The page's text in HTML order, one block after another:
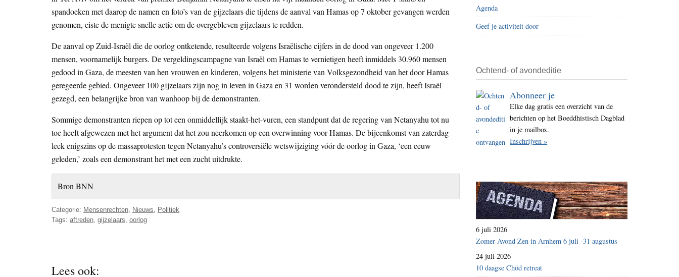
i
t
e
spandoeken met daarop de namen en foto’s van de gijzelaars die tijdens de aanval van Hamas op 7 oktober gevangen werden
genomen, eiste de menigte snelle actie om de overgebleven gijzelaars te redden.
De aanval op Zuid-Israël die de oorlog ontketende, resulteerde volgens Israëlische cijfers in de dood van ongeveer 1.200
mensen, voornamelijk burgers. De vergeldingscampagne van Israël om Hamas te vernietigen heeft inmiddels 30.960 mensen
gedood in Gaza, de meesten van hen vrouwen en kinderen, volgens het ministerie van Volksgezondheid van het door Hamas
geregeerde gebied. Ongeveer 100 gijzelaars zijn nog in leven in Gaza en 31 worden verondersteld dood te zijn, heeft Israël
gezegd, een belangrijke bron van wanhoop bij de demonstranten.
Sommige demonstranten riepen op tot een onmiddellijk staakt-het-vuren, een standpunt dat de regering van Netanyahu tot nu
toe heeft afgewezen met het argument dat het zou neerkomen op een overwinning voor Hamas. De bijeenkomst van zaterdag
leek enigszins op de massaprotesten tegen Netanyahu’s controversiële wetswijziging vóór de oorlog in Gaza, ‘een eeuw
geleden,’ zoals een demonstrant het met een zucht uitdrukte.
Bron BNN
Categorie: Mensenrechten Nieuws
Politiek
Tags: aftreden gijzelaars oorlog
Lees ook:
Agenda
Geef je activiteit door
Ochtend- of avondeditie
Abonneer je
Elke dag gratis een overzicht van de
berichten op het Boeddhistisch Dagblad
in je mailbox.
Inschrijven »
6 juli 2026
Zomer Avond Zen in Arnhem 6 juli -31 augustus
24 juli 2026
10 daagse Chöd retreat